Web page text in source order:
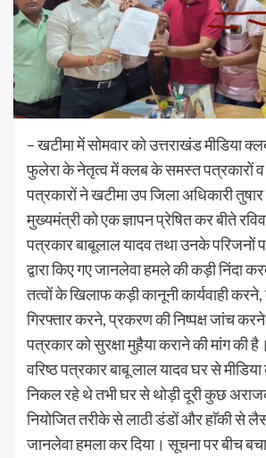
– खटीमा में सोमवार को उत्तराखंड मीडिया
फुलेरा के नेतृत्व में क्लब के समस्त पत्रकारों व
पत्रकारों ने खटीमा उप जिला अधिकारी
मुख्यमंत्री को एक ज्ञापन प्रेषित कर बीते
पत्रकार बाबूलाल यादव तथा उनके परिजनों
द्वारा किए गए जानलेवा हमले की कड़ी निंदा
तत्वों के खिलाफ कड़ी कानूनी कार्यवाही करने,
गिरफ्तार करने, प्रकरण की निष्पक्ष जांच
पत्रकार को सुरक्षा मुहैया कराने की मांग की
वरिष्ठ पत्रकार बाबू लाल यादव घर से
निकल रहे थे तभी घर से थोड़ी दूरी कुछ
नियोजित तरीके से लाठी डंडों और हाॅकी से
जानलेवा हमला कर दिया। सूचना पर बीच